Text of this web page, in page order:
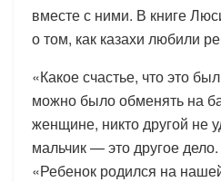
вместе с ними. В книге
о том, как казахи любили
«Какое счастье, что это
можно было обменять на
женщине, никто другой не
мальчик — это другое
«Ребенок родился на